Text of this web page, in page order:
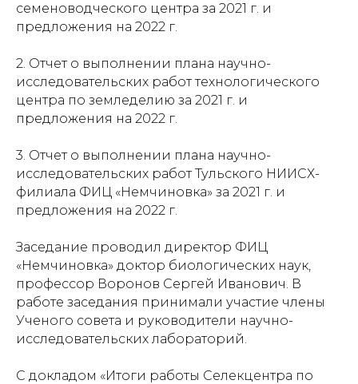
семеноводческого центра за 2021 г. и
предложения на 2022 г.
2. Отчет о выполнении плана научно-
исследовательских работ технологического
центра по земледелию за 2021 г. и
предложения на 2022 г.
3. Отчет о выполнении плана научно-
исследовательских работ Тульского НИИСХ-
филиала ФИЦ «Немчиновка» за 2021 г. и
предложения на 2022 г.
Заседание проводил директор ФИЦ
«Немчиновка» доктор биологических наук,
профессор Воронов Сергей Иванович. В
работе заседания принимали участие члены
Ученого совета и руководители научно-
исследовательских лабораторий.
С докладом «Итоги работы Селекцентра по